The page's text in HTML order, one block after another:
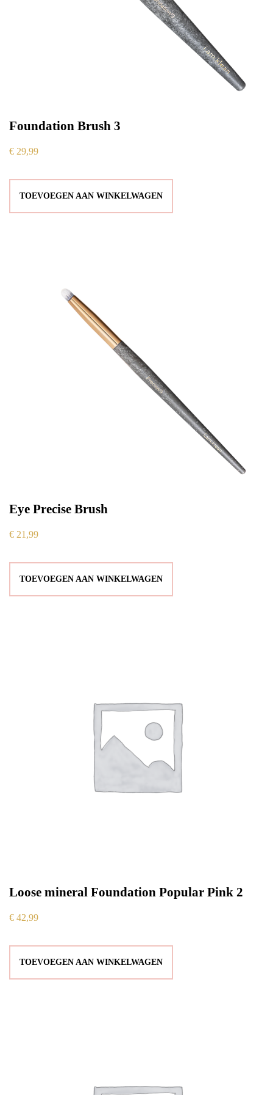
Foundation Brush 3
€ 29,99
TOEVOEGEN AAN WINKELWAGEN
Eye Precise Brush
€ 21,99
TOEVOEGEN AAN WINKELWAGEN
Loose mineral Foundation Popular Pink 2
€ 42,99
TOEVOEGEN AAN WINKELWAGEN